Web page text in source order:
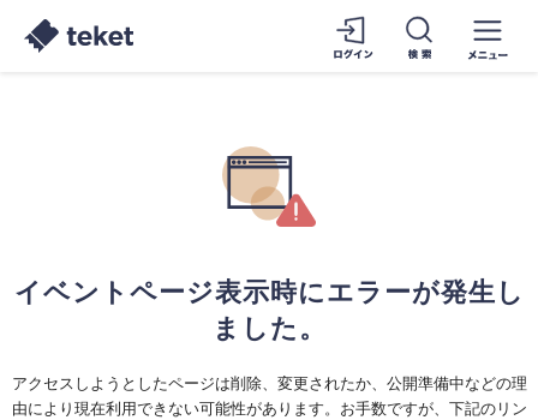
イベントページ表示時にエラーが発生し
ました。
アクセスしようとしたページは削除、変更されたか、公開準備中などの理
由により現在利用できない可能性があります。お手数ですが、下記のリン